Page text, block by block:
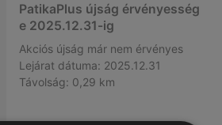
PatikaPlus újság érvényesség
e 2025.12.31-ig
Akciós újság már nem érvényes
Lejárat dátuma: 2025.12.31
Távolság: 0,29 km